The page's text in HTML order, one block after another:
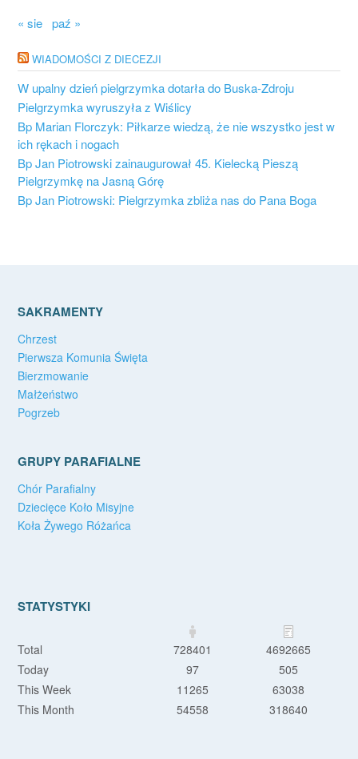
« sie paź »
WIADOMOŚCI Z DIECEZJI
W upalny dzień pielgrzymka dotarła do Buska-Zdroju
Pielgrzymka wyruszyła z Wiślicy
Bp Marian Florczyk: Piłkarze wiedzą, że nie wszystko jest w
ich rękach i nogach
Bp Jan Piotrowski zainaugurował 45. Kielecką Pieszą
Pielgrzymkę na Jasną Górę
Bp Jan Piotrowski: Pielgrzymka zbliża nas do Pana Boga
SAKRAMENTY
Chrzest
Pierwsza Komunia Święta
Bierzmowanie
Małżeństwo
Pogrzeb
GRUPY PARAFIALNE
Chór Parafialny
Dziecięce Koło Misyjne
Koła Żywego Różańca
STATYSTYKI
Total 728401
4692665
Today
97
505
This Week
11265
63038
This Month
54558 318640